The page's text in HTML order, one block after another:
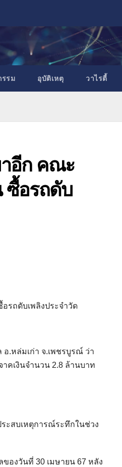
รม อุบัติเหตุ วาไรตี้
อีก คณะ
ซื้อรถดับ
รถดับเพลิงประจำวัด
.หล่มเก่า จ.เพชรบูรณ์ ว่า
คเงินจำนวน 2.8 ล้านบาท
ะสบเหตุการณ์ระทึกในช่วง
องวันที่ 30 เมษายน 67 หลัง